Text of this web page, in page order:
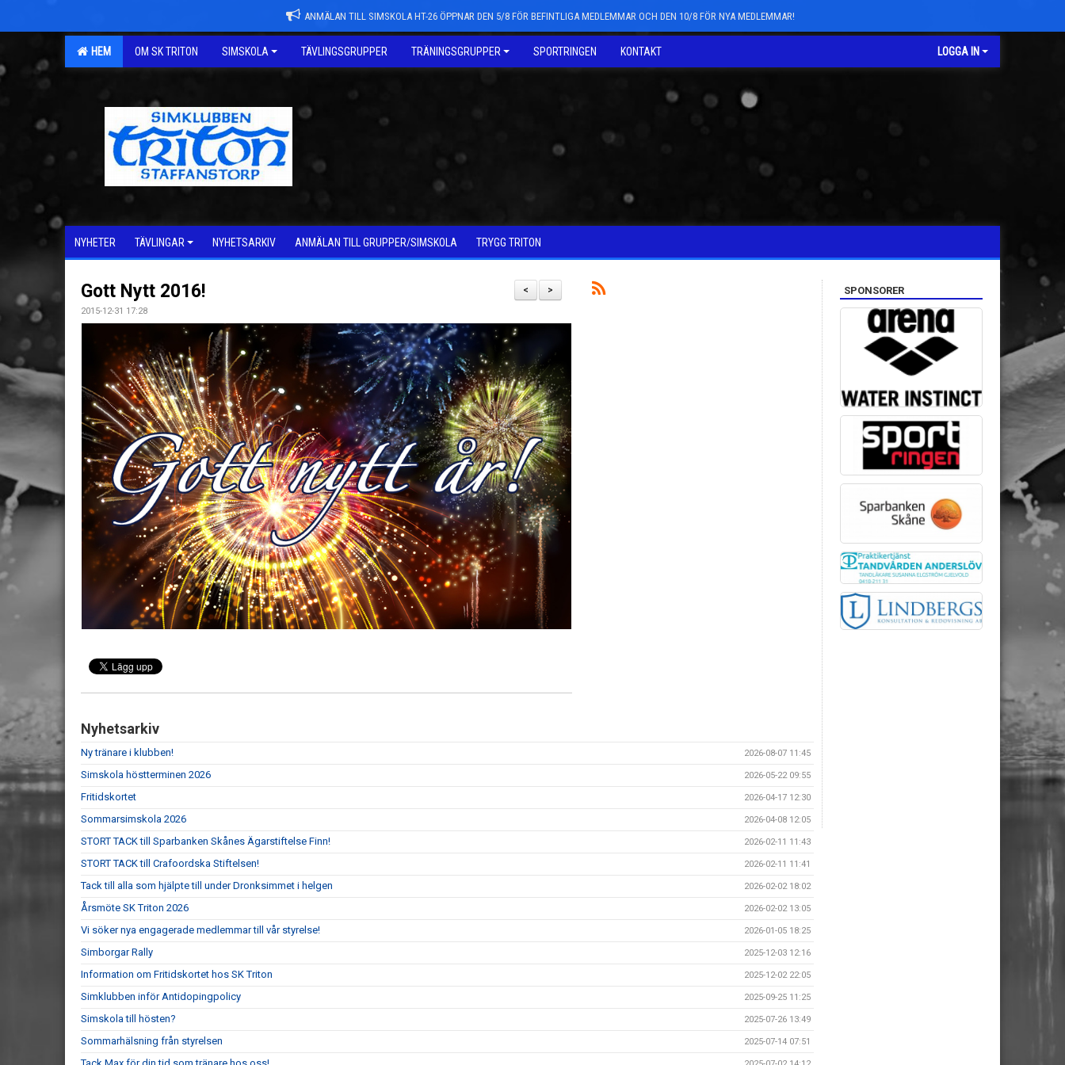
ANMÄLAN TILL SIMSKOLA HT-26 ÖPPNAR DEN 5/8 FÖR BEFINTLIGA MEDLEMMAR OCH DEN 10/8 FÖR NYA MEDLEMMAR!
HEM OM SK TRITON SIMSKOLA TÄVLINGSGRUPPER TRÄNINGSGRUPPER SPORTRINGEN KONTAKT LOGGA IN
NYHETER TÄVLINGAR NYHETSARKIV ANMÄLAN TILL GRUPPER/SIMSKOLA TRYGG TRITON
>
<
Gott Nytt 2016!
2015-12-31 17:28
Nyhetsarkiv
Ny tränare i klubben! 2026-08-07 11:45
Simskola höstterminen 2026 2026-05-22 09:55
Fritidskortet 2026-04-17 12:30
Sommarsimskola 2026 2026-04-08 12:05
STORT TACK till Sparbanken Skånes Ägarstiftelse Finn! 2026-02-11 11:43
STORT TACK till Crafoordska Stiftelsen! 2026-02-11 11:41
Tack till alla som hjälpte till under Dronksimmet i helgen 2026-02-02 18:02
Årsmöte SK Triton 2026 2026-02-02 13:05
Vi söker nya engagerade medlemmar till vår styrelse! 2026-01-05 18:25
Simborgar Rally 2025-12-03 12:16
Information om Fritidskortet hos SK Triton 2025-12-02 22:05
Simklubben inför Antidopingpolicy 2025-09-25 11:25
Simskola till hösten? 2025-07-26 13:49
Sommarhälsning från styrelsen 2025-07-14 07:51
SPONSORER